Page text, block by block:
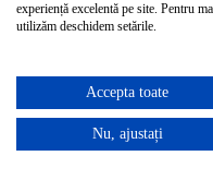
experiență excelentă pe site. Pentru
utilizăm deschidem setările.
Accepta toate
Nu, ajustați